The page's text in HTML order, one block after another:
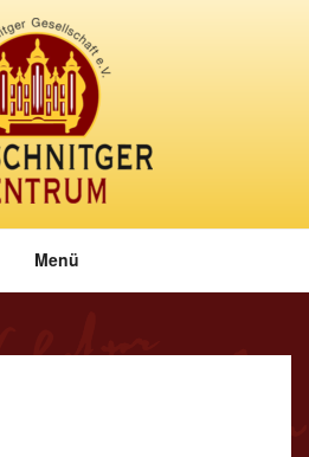
Menü